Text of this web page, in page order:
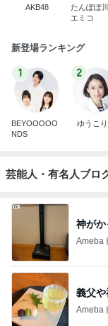
AKB48
たんぽぽ
エミコ
新登場ランキング
1
BEYOOOOO
NDS
2
ゆうこ
芸能人・有名人ブロ
神が
Ameba
義父
Ameba